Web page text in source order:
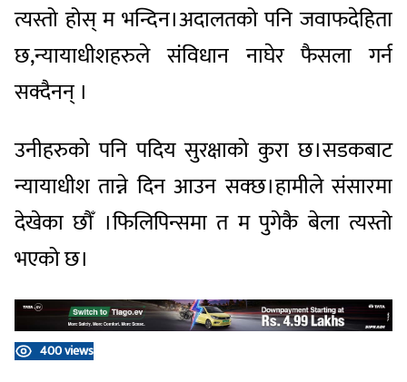
त्यस्तो होस् म भन्दिन।अदालतको पनि जवाफदेहिता
छ,न्यायाधीशहरुले संविधान नाघेर फैसला गर्न
सक्दैनन् ।
उनीहरुको पनि पदिय सुरक्षाको कुरा छ।सडकबाट
न्यायाधीश तान्ने दिन आउन सक्छ।हामीले संसारमा
देखेका छौँ ।फिलिपिन्समा त म पुगेकै बेला त्यस्तो
भएको छ।
400 views